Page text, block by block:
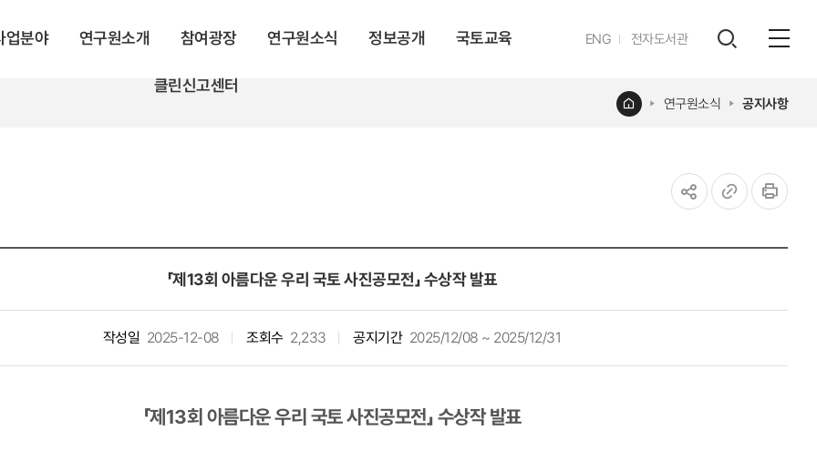
업분야 연구원소개 참여광장 연구원소식 정보공개 국토교육
클린신고센터
ENG영문전자도서관
레이어
홈 연구원소식 공지사항
「제13회 아름다운 우리 국토 사진공모전」 수상작 발표
작성일 2025-12-08 조회수 2,233 공지기간 2025/12/08 ~ 2025/12/31
「제13회 아름다운 우리 국토 사진공모전」 수상작 발표